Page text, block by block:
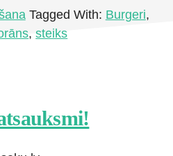
par
SuVide
Tagged With: Burgeri,
,steiks